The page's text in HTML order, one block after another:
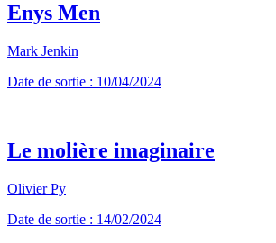
Enys Men
Mark Jenkin
Date de sortie : 10/04/2024
Le molière imaginaire
Olivier Py
Date de sortie : 14/02/2024